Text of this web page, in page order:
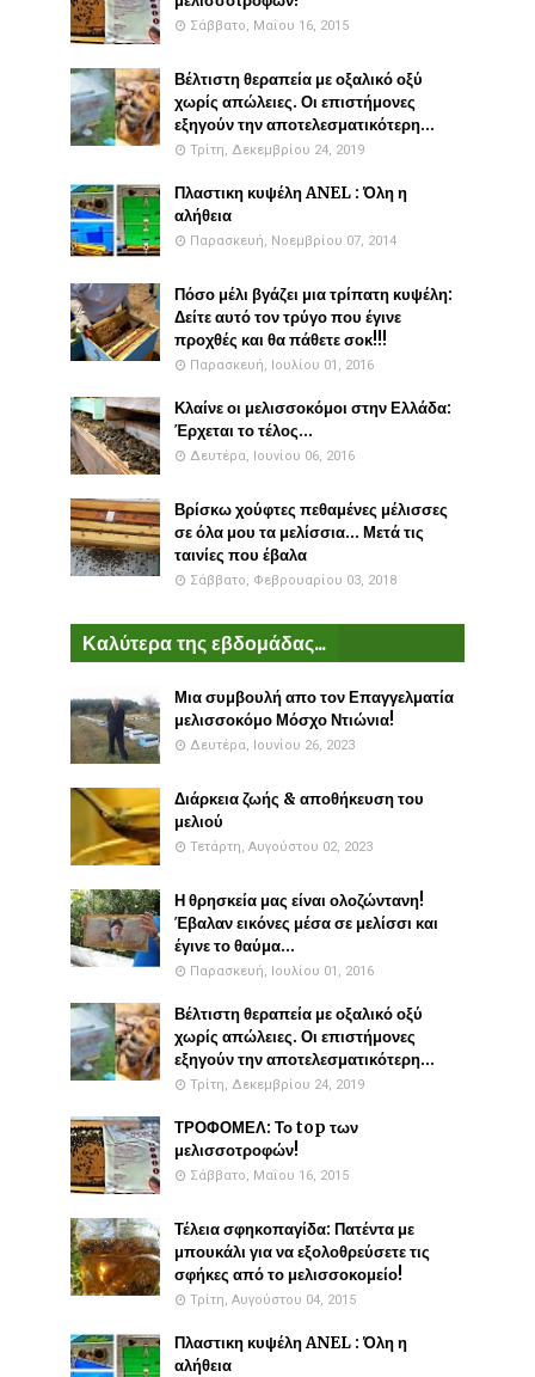
Σάββατο, Μαΐου 16, 2015
Βέλτιστη θεραπεία με οξαλικό οξύ
χωρίς απώλειες. Οι επιστήμονες
εξηγούν την αποτελεσματικότερη...
Τρίτη, Δεκεμβρίου 24, 2019
Πλαστικη κυψέλη ANEL : Όλη η
αλήθεια
Παρασκευή, Νοεμβρίου 07, 2014
Πόσο μέλι βγάζει μια τρίπατη κυψέλη:
Δείτε αυτό τον τρύγο που έγινε
προχθές και θα πάθετε σοκ!!!
Παρασκευή, Ιουλίου 01, 2016
Κλαίνε οι μελισσοκόμοι στην Ελλάδα:
Έρχεται το τέλος...
Δευτέρα, Ιουνίου 06, 2016
Βρίσκω χούφτες πεθαμένες μέλισσες
σε όλα μου τα μελίσσια... Μετά τις
ταινίες που έβαλα
Σάββατο, Φεβρουαρίου 03, 2018
Καλύτερα της εβδομάδας...
Μια συμβουλή απο τον Επαγγελματία
μελισσοκόμο Μόσχο Ντιώνια!
Δευτέρα, Ιουνίου 26, 2023
Διάρκεια ζωής & αποθήκευση του
μελιού
Τετάρτη, Αυγούστου 02, 2023
Η θρησκεία μας είναι ολοζώντανη!
Έβαλαν εικόνες μέσα σε μελίσσι και
έγινε το θαύμα...
Παρασκευή, Ιουλίου 01, 2016
Βέλτιστη θεραπεία με οξαλικό οξύ
χωρίς απώλειες. Οι επιστήμονες
εξηγούν την αποτελεσματικότερη...
Τρίτη, Δεκεμβρίου 24, 2019
ΤΡΟΦΟΜΕΛ: Το top των
μελισσοτροφών!
Σάββατο, Μαΐου 16, 2015
Τέλεια σφηκοπαγίδα: Πατέντα με
μπουκάλι για να εξολοθρεύσετε τις
σφήκες από το μελισσοκομείο!
Τρίτη, Αυγούστου 04, 2015
Πλαστικη κυψέλη ANEL : Όλη η
αλήθεια